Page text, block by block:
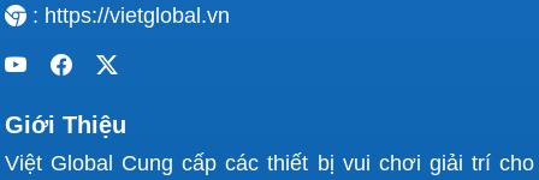
: https://vietglobal.vn
Giới Thiệu
Việt Global Cung cấp các thiết bị vui chơi giải trí cho